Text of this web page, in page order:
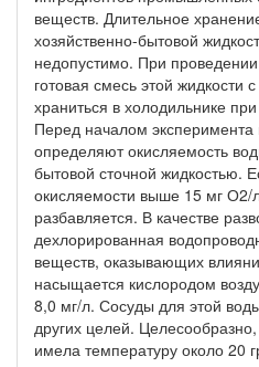
веществ. Длительное
хозяйственно-бытовой
недопустимо. При
готовая смесь этой
храниться в холодильнике
Перед началом
определяют окисляемость
бытовой сточной жидкостью.
окисляемости выше 15 мг О2/
разбавляется. В качестве
дехлорированная
веществ, оказывающих
насыщается кислородом
8,0 мг/л. Сосуды для этой
других целей.
имела температуру около 20